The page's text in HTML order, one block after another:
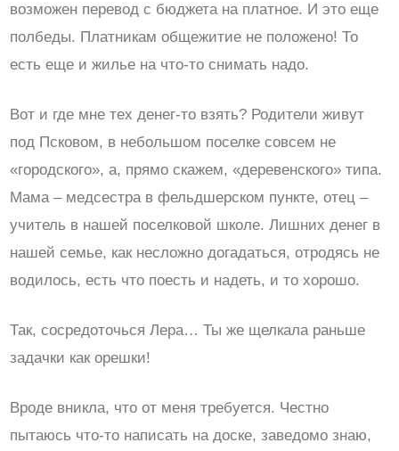
возможен перевод с бюджета на платное. И это еще
полбеды. Платникам общежитие не положено! То
есть еще и жилье на что-то снимать надо.
Вот и где мне тех денег-то взять? Родители живут
под Псковом, в небольшом поселке совсем не
«городского», а, прямо скажем, «деревенского» типа.
Мама – медсестра в фельдшерском пункте, отец –
учитель в нашей поселковой школе. Лишних денег в
нашей семье, как несложно догадаться, отродясь не
водилось, есть что поесть и надеть, и то хорошо.
Так, сосредоточься Лера… Ты же щелкала раньше
задачки как орешки!
Вроде вникла, что от меня требуется. Честно
пытаюсь что-то написать на доске, заведомо знаю,